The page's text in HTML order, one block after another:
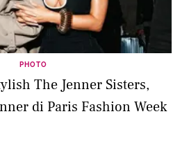
PHOTO
The Jenner Sisters,
di Paris Fashion Week